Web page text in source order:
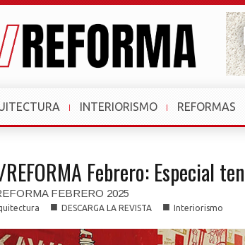
INTERIORISMO REFORMAS
Febrero: Especial
FEBRERO 2025
■ DESCARGA LA REVISTA ■ Interiorismo